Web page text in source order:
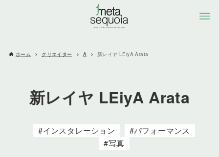
ホーム クリエイター A 新レイヤ LEiyA Arata
新レイヤ LEiyA Arata
インスタレーション
パフォーマンス
写真